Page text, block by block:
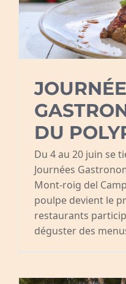
DU
Du 4 au 20 juin se
Journées
Mont-roig del
poulpe devient le
restaurants
déguster des